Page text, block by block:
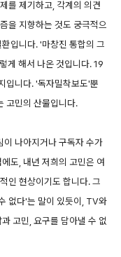
를 제기하고, 각계의 의견
을 지향하는 것도 궁극적으
입니다. '마창진 통합의 그
게 해서 나온 것입니다. 19
입니다. '독자밀착보도'뿐
고민의 산물입니다.
이 나아지거나 구독자 수가
도, 내년 저희의 고민은 여
인 현상이기도 합니다. 그
없다'는 말이 있듯이, TV와
고민, 요구를 담아낼 수 없